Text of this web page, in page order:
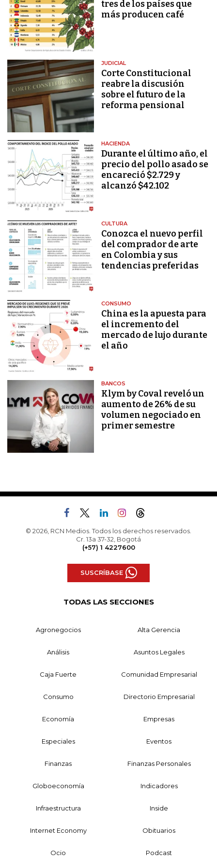
tres de los países que
más producen café
JUDICIAL
Corte Constitucional
reabre la discusión
sobre el futuro de la
reforma pensional
HACIENDA
Durante el último año, el
precio del pollo asado se
encareció $2.729 y
alcanzó $42.102
CULTURA
Conozca el nuevo perfil
del comprador de arte
en Colombia y sus
tendencias preferidas
CONSUMO
China es la apuesta para
el incremento del
mercado de lujo durante
el año
BANCOS
Klym by Coval reveló un
aumento de 26% de su
volumen negociado en
primer semestre
© 2026, RCN Medios. Todos los derechos reservados.
Cr. 13a 37-32, Bogotá
(+57) 1 4227600
SUSCRÍBASE
TODAS LAS SECCIONES
Agronegocios Alta Gerencia
Análisis Asuntos Legales
Caja Fuerte Comunidad Empresarial
Consumo Directorio Empresarial
Economía Empresas
Especiales Eventos
Finanzas Finanzas Personales
Globoeconomía Indicadores
Infraestructura Inside
Internet Economy Obituarios
Ocio Podcast